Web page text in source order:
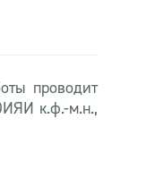
проводит
к.ф.-м.н.,